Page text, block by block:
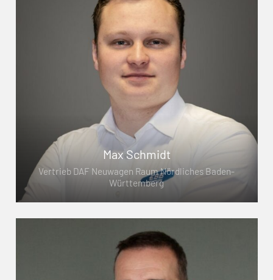
Max Schmidt
Vertrieb DAF Neuwagen Raum Nördliches Baden-
Württemberg